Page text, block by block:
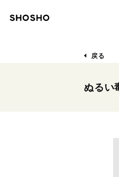
戻る
ぬるい